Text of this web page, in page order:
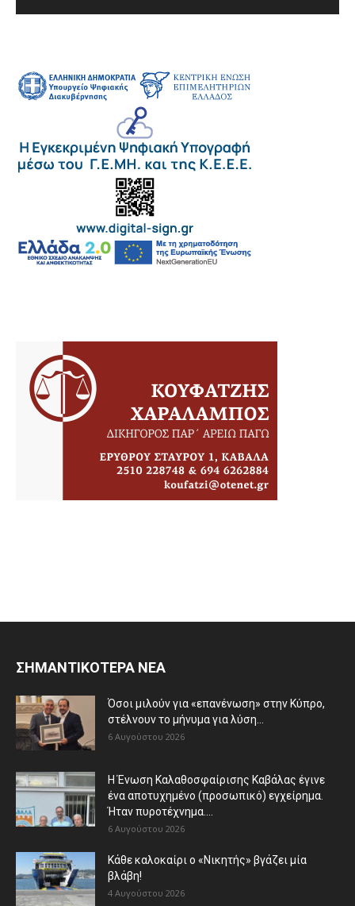
ΣΗΜΑΝΤΙΚΟΤΕΡΑ ΝΕΑ
Όσοι μιλούν για «επανένωση» στην Κύπρο,
στέλνουν το μήνυμα για λύση...
6 Αυγούστου 2026
Η Ένωση Καλαθοσφαίρισης Καβάλας έγινε
ένα αποτυχημένο (προσωπικό) εγχείρημα.
Ήταν πυροτέχνημα....
6 Αυγούστου 2026
Κάθε καλοκαίρι ο «Νικητής» βγάζει μία
βλάβη!
4 Αυγούστου 2026